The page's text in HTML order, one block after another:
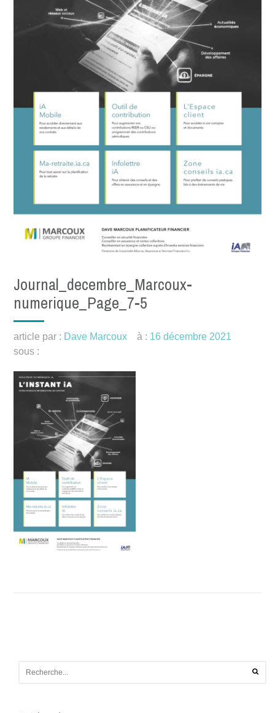
Journal_decembre_Marcoux-
numerique_Page_7-5
article par : Dave Marcoux à : 16 décembre 2021
sous :